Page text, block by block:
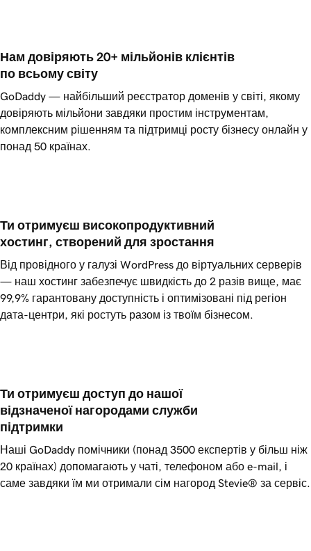
Нам довіряють 20+ мільйонів клієнтів
по всьому світу
GoDaddy — найбільший реєстратор доменів у світі, якому
довіряють мільйони завдяки простим інструментам,
комплексним рішенням та підтримці росту бізнесу онлайн у
понад 50 країнах.
Ти отримуєш високопродуктивний
хостинг, створений для зростання
Від провідного у галузі WordPress до віртуальних серверів
— наш хостинг забезпечує швидкість до 2 разів вище, має
99,9% гарантовану доступність і оптимізовані під регіон
дата-центри, які ростуть разом із твоїм бізнесом.
Ти отримуєш доступ до нашої
відзначеної нагородами служби
підтримки
Наші GoDaddy помічники (понад 3500 експертів у більш ніж
20 країнах) допомагають у чаті, телефоном або e-mail, і
саме завдяки їм ми отримали сім нагород Stevie® за сервіс.